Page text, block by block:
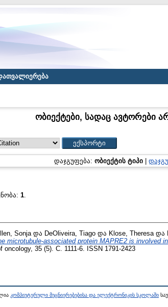
ობიექტები, სადაც ავტორები
დაჯგუფება: ობიექტის ტიპი|
1.
Sonja და DeOliveira, Tiago და Klose, Theresa და
microtubule-associated protein MAPRE2 is involved
oncology, 35 (5). С. 1111-6. ISSN 1791-2423
კომპიუტერული მეცნიერებებისა და ელექტრონიკის სკოლაში